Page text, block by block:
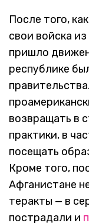
После того,
свои войска
пришло
республике
возвращать в
практики, в
посещать
Кроме того,
Афганистане
теракты — в
пострадали и